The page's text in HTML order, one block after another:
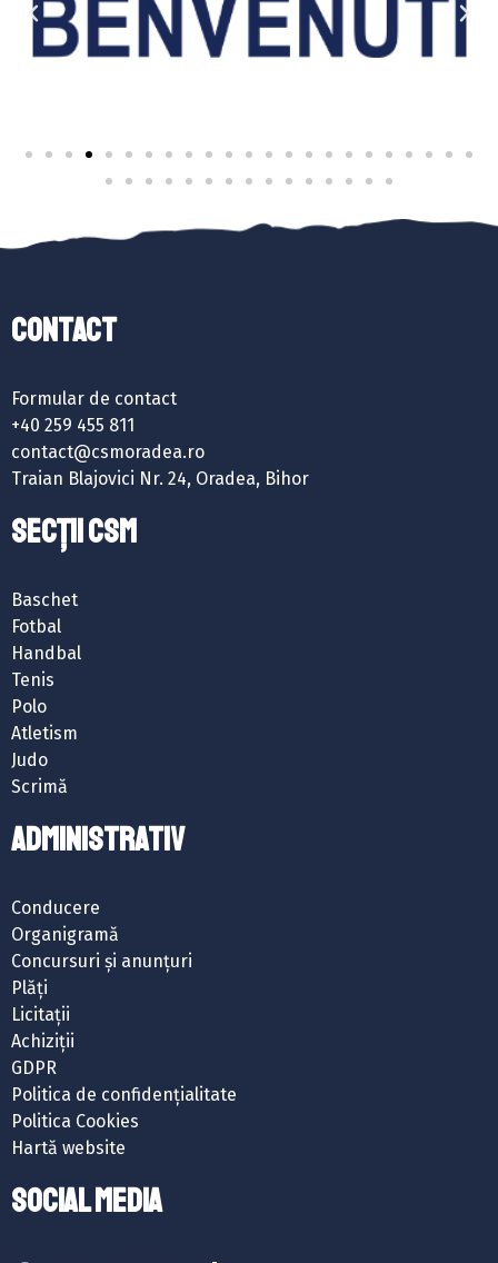
Contact
Formular de contact
+40 259 455 811
contact@csmoradea.ro
Traian Blajovici Nr. 24, Oradea, Bihor
SECȚII CSM
Baschet
Fotbal
Handbal
Tenis
Polo
Atletism
Judo
Scrimă
ADMINISTRATIV
Conducere
Organigramă
Concursuri și anunțuri
Plăți
Licitații
Achiziții
GDPR
Politica de confidențialitate
Politica Cookies
Hartă website
SOCIAL MEDIA